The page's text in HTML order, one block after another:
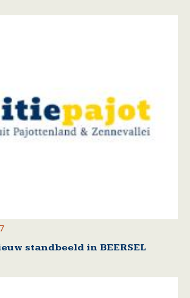
standbeeld in BEERSEL